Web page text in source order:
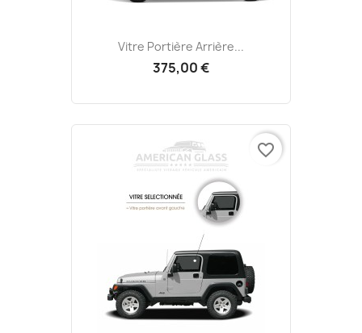
Vitre Portière Arrière...
375,00 €
favorite_border